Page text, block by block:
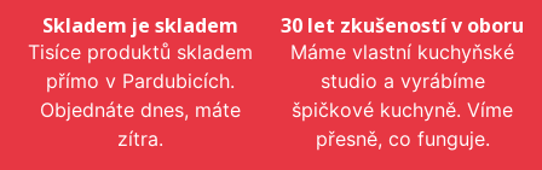
Skladem je skladem
Tisíce produktů skladem
přímo v Pardubicích.
Objednáte dnes, máte
zítra.
30 let zkušeností v oboru
Máme vlastní kuchyňské
studio a vyrábíme
špičkové kuchyně. Víme
přesně, co funguje.